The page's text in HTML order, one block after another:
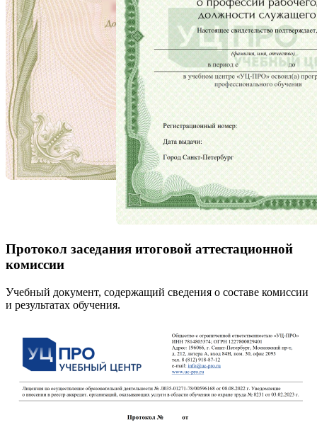
Протокол заседания итоговой аттестационной
комиссии
Учебный документ, содержащий сведения о составе комиссии
и результатах обучения.